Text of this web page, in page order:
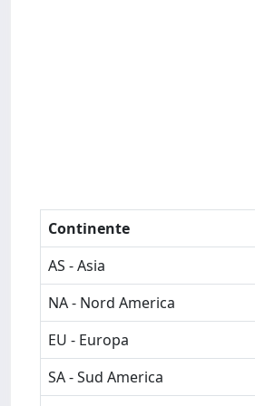
Continente
AS - Asia
NA - Nord America
EU - Europa
SA - Sud America